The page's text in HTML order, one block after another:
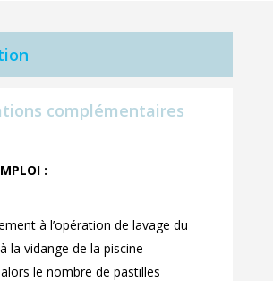
complémentaires
:
à l’opération de lavage du
la vidange de la piscine
le nombre de pastilles